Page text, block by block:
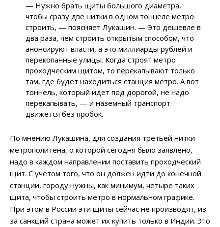
— Нужно брать щиты большого диаметра,
чтобы сразу две нитки в одном тоннеле метро
строить, — поясняет Лукашин. — Это дешевле в
два раза, чем строить открытым способом, что
анонсируют власти, а это миллиарды рублей и
перекопанные улицы. Когда строят метро
проходческим щитом, то перекапывают только
там, где будет находиться станция метро. А вот
тоннель, который идет под дорогой, не надо
перекапывать, —и наземный транспорт
движется без пробок.
По мнению Лукашина, для создания третьей нитки
метрополитена, о которой сегодня было заявлено,
надо в каждом направлении поставить проходческий
щит. С учетом того, что он должен идти до конечной
станции, городу нужны, как минимум, четыре таких
щита, чтобы строить метро в нормальном графике.
При этом в России эти щиты сейчас не производят, из-
за санкций страна может их купить только в Индии. Это